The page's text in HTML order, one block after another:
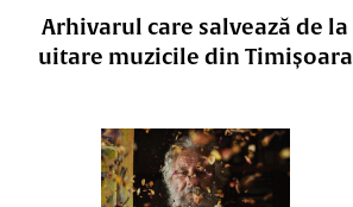
Arhivarul care salvează de la
uitare muzicile din Timișoara